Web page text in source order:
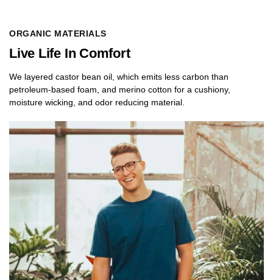
ORGANIC MATERIALS
Live Life In Comfort
We layered castor bean oil, which emits less carbon than
petroleum-based foam, and merino cotton for a cushiony,
moisture wicking, and odor reducing material.